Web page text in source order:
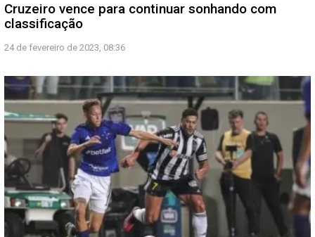
Cruzeiro vence para continuar sonhando com
classificação
24 de fevereiro de 2023, 08:36